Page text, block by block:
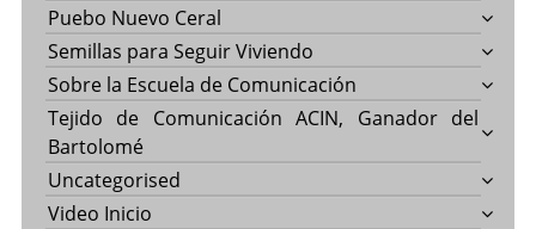
Puebo Nuevo Ceral
Semillas para Seguir Viviendo
Sobre la Escuela de Comunicación
Tejido de Comunicación ACIN, Ganador del
Bartolomé
Uncategorised
Video Inicio